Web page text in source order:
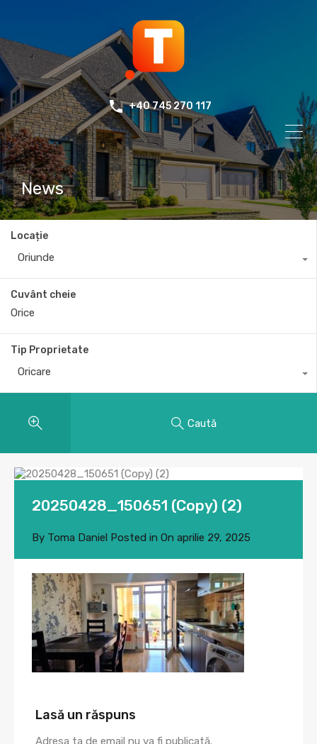
+40 745 270 117
News
Locație
Oriunde
Cuvânt cheie
Tip Proprietate
Oricare
Caută
20250428_150651 (Copy) (2)
By Toma Daniel Posted in On aprilie 29, 2025
Lasă un răspuns
Adresa ta de email nu va fi publicată.